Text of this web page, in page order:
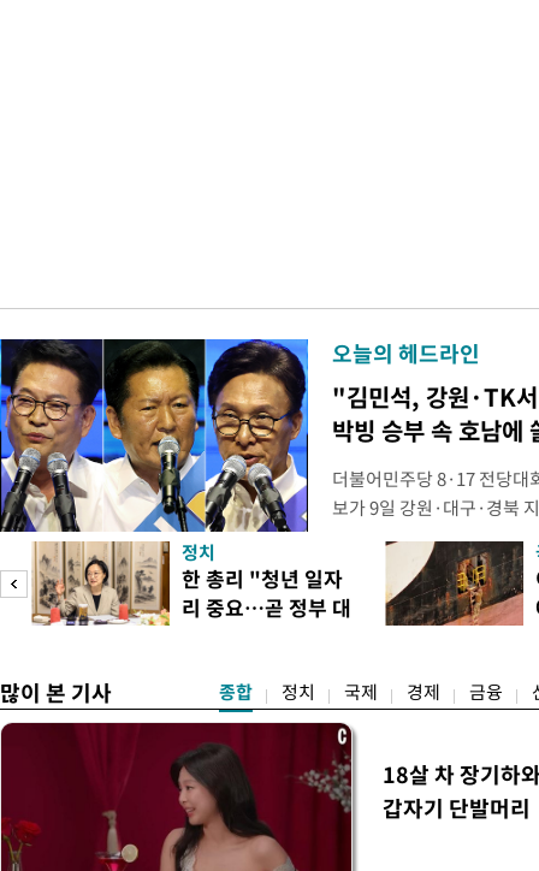
오늘의 헤드라인
"김민석, 강원·TK
박빙 승부 속 호남에
더불어민주당 8·17 전당대
보가 9일 강원·대구·경북
연속 정청래 후보를 눌렀
경선에서 1승 1패를 주고
연승하며 '3승 1패'로 누적
간 누적 득표율(가중치 미
정치
한 총리 "청년 일자
리 중요…곧 정부 대
많이 본 기사 종합 정치 국제 경제 금융
18살 차 장기하
갑자기 단발머리